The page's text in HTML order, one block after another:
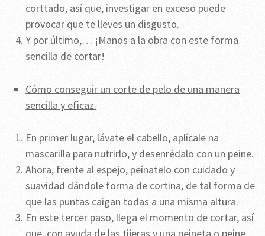
corttado, así que, investigar en exceso puede
provocar que te lleves un disgusto.
Y por último,… ¡Manos a la obra con este forma
sencilla de cortar!
Cómo conseguir un corte de pelo de una manera
sencilla y eficaz.
En primer lugar, lávate el cabello, aplícale na
mascarilla para nutrirlo, y desenrédalo con un peine.
Ahora, frente al espejo, peínatelo con cuidado y
suavidad dándole forma de cortina, de tal forma de
que las puntas caigan todas a una misma altura.
En este tercer paso, llega el momento de cortar, así